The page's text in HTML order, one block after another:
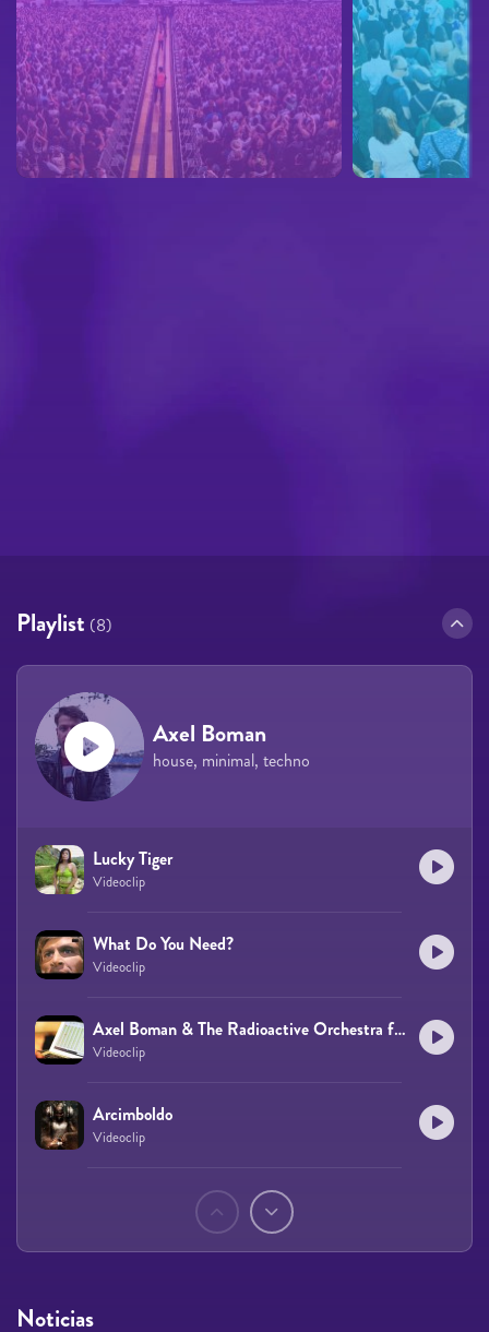
Noticias
Playlist (8)
Axel Boman
house, minimal, techno
Lucky Tiger
Videoclip
What Do You Need?
Videoclip
Axel Boman & The Radioactive Orchestra featuring Rubidium 88 & Cobolt 60
Videoclip
Arcimboldo
Videoclip